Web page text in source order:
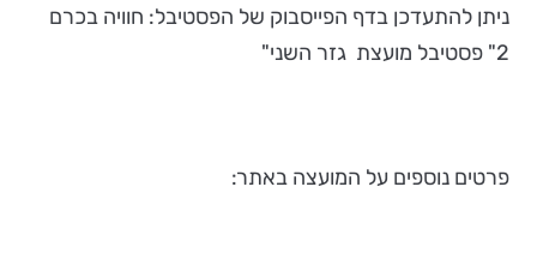
ניתן להתעדכן בדף הפייסבוק של הפסטיבל: חוויה בכרם
2" פסטיבל מועצת גזר השני"
פרטים נוספים על המועצה באתר: